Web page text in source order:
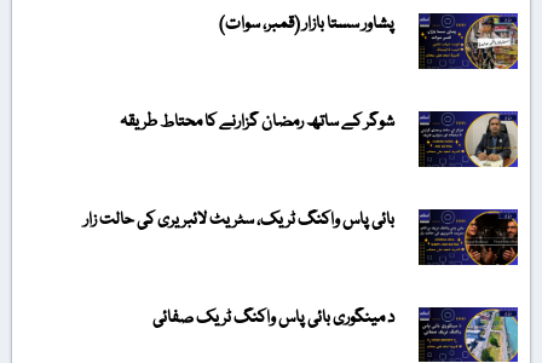
پشاور سستا بازار (قمبر، سوات)
شوگر کے ساتھ رمضان گزارنے کا محتاط طریقہ
بائی پاس واکنگ ٹریک، سٹریٹ لائبریری کی حالت زار
د مینگوری بائی پاس واکنگ ٹریک صفائی